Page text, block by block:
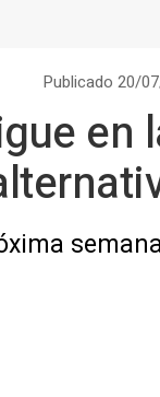
Publicado 20/
en